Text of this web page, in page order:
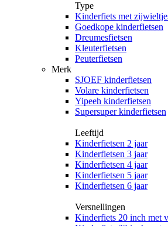
Type
Kinderfiets met
Goedkope kinderfietsen
Dreumesfietsen
Kleuterfietsen
Peuterfietsen
Merk
SJOEF kinderfietsen
Volare kinderfietsen
Yipeeh kinderfietsen
Supersuper kinderfietsen
Leeftijd
Kinderfietsen 2 jaar
Kinderfietsen 3 jaar
Kinderfietsen 4 jaar
Kinderfietsen 5 jaar
Kinderfietsen 6 jaar
Versnellingen
Kinderfiets 20 inch met